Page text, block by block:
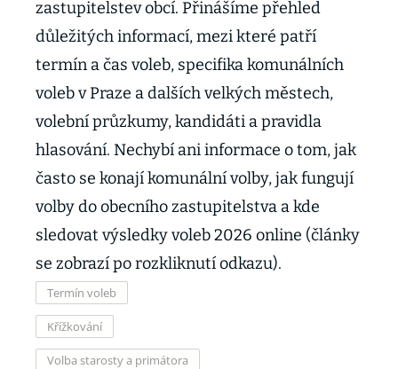
zastupitelstev obcí. Přinášíme přehled
důležitých informací, mezi které patří
termín a čas voleb, specifika komunálních
voleb v Praze a dalších velkých městech,
volební průzkumy, kandidáti a pravidla
hlasování. Nechybí ani informace o tom, jak
často se konají komunální volby, jak fungují
volby do obecního zastupitelstva a kde
sledovat výsledky voleb 2026 online (články
se zobrazí po rozkliknutí odkazu).
Termín voleb
Křížkování
Volba starosty a primátora